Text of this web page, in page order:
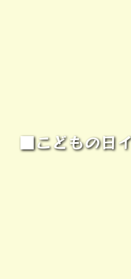
■こどもの日